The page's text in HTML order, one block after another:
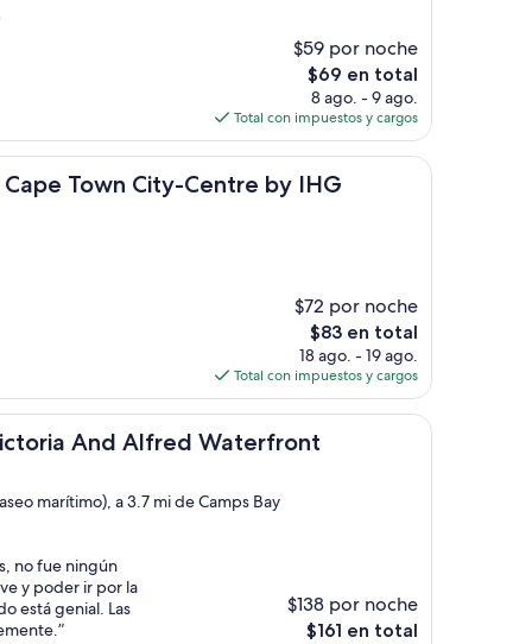
$59 por noche
El
precio
actual
es
de
$69
$69 en total
8 ago. - 9 ago.
Total con impuestos y cargos
Cape Town City-Centre by IHG
City-Centre by IHG
$72 por noche
El
precio
actual
es
de
$83
$83 en total
18 ago. - 19 ago.
Total con impuestos y cargos
And Alfred Waterfront
Alfred Waterfront
marítimo), a 3.7 mi de Camps Bay
no fue ningún
y poder ir por la
está genial. Las
$138 por noche
El
$161 en total